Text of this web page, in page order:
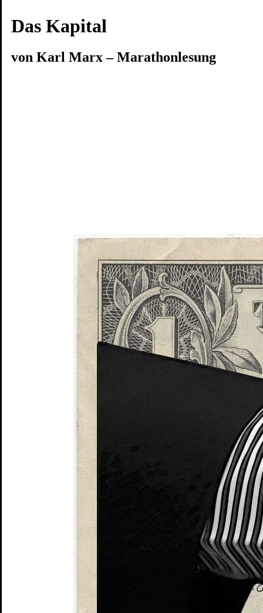
Das Kapital
von Karl Marx – Marathonlesung
Tickets
Was das Nashorn sah, als es auf die andere Seite des Zauns
Tickets
Sponsoren
Geschichte
Offene Stellen
Junges S.T.M.
Spielplan
Penguin’s Days
Mitmachen
Schulen und Kitas